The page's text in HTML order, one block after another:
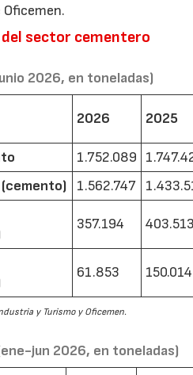
sector cementero
2026, en toneladas)
2026 2025
1.752.089
1.562.747
357.194
61.853 150.014
y Turismo y Oficemen.
jun 2026, en toneladas)